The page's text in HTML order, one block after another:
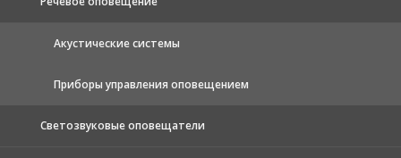
Акустические системы
Приборы управления оповещением
Светозвуковые оповещатели